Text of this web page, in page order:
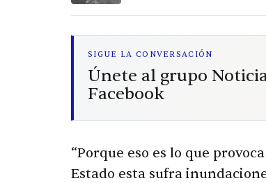
SIGUE LA CONVERSACIÓN
Únete al grupo
Facebook
“Porque eso es lo que
Estado esta sufra